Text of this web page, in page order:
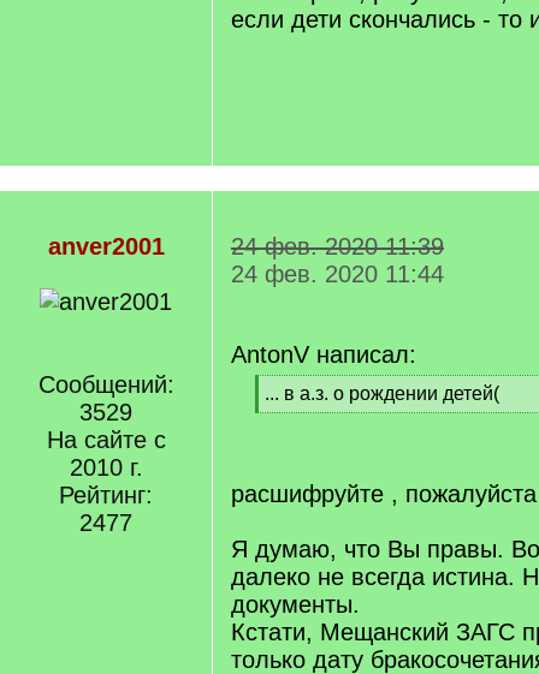
если дети скончались - то
anver2001
Сообщений:
3529
На сайте с
2010 г.
Рейтинг:
2477
24 фев. 2020 11:39
24 фев. 2020 11:44
AntonV написал:
q
... в а.з. о рождении детей(
[
расшифруйте ,
Я думаю, что Вы правы.
далеко не всегда истина.
документы.
Кстати, Мещанский ЗАГС
только дату